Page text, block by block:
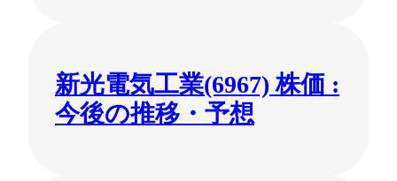
新光電気工業(6967) 株価 :
今後の推移・予想